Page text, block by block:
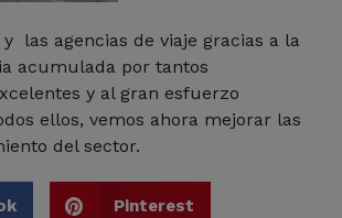
las agencias de viaje gracias a la
acumulada por tantos
y al gran esfuerzo
ellos, vemos ahora mejorar las
del sector.
Pinterest